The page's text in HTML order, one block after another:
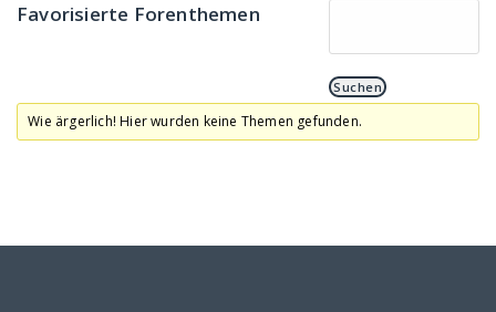
Favorisierte Forenthemen
Wie ärgerlich! Hier wurden keine Themen gefunden.